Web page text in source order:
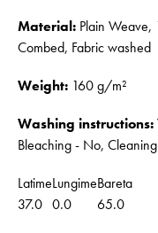
Material: Plain Weave,
Combed, Fabric washed
Weight: 160 g/m²
Washing instructions:
Bleaching - No,
LatimeLungimeBareta
37.0 0.0 65.0